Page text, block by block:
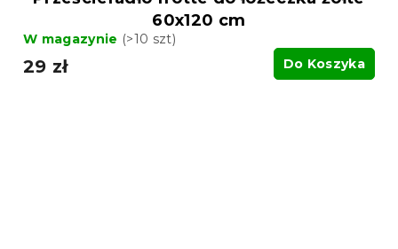
60x120 cm
W magazynie (>10 szt)
29 zł Do Koszyka